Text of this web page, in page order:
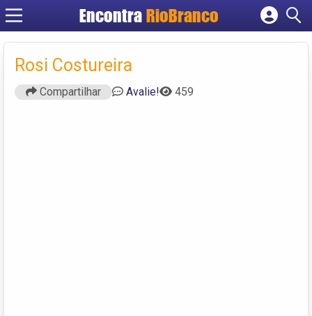
Encontra RioBranco
Cadastrar empresa
Rosi Costureira
Compartilhar Avalie! 459